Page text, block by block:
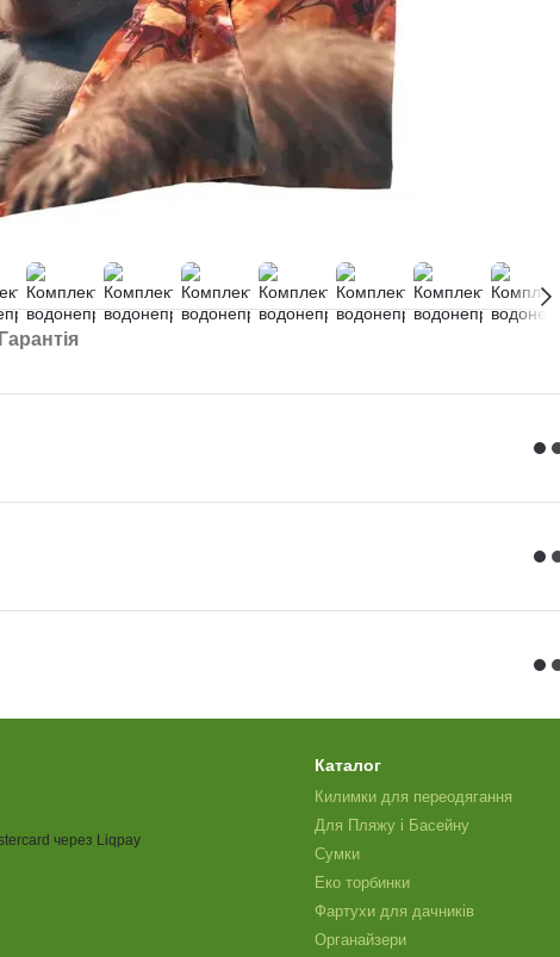
Гарантія
Каталог
Килимки для переодягання
Для Пляжу і Басейну
Сумки
Еко торбинки
Фартухи для дачників
Органайзери